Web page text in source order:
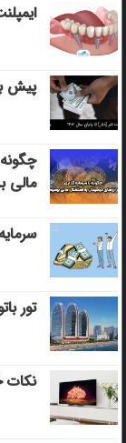
پیش
چگونه
مالی
تور
نکات